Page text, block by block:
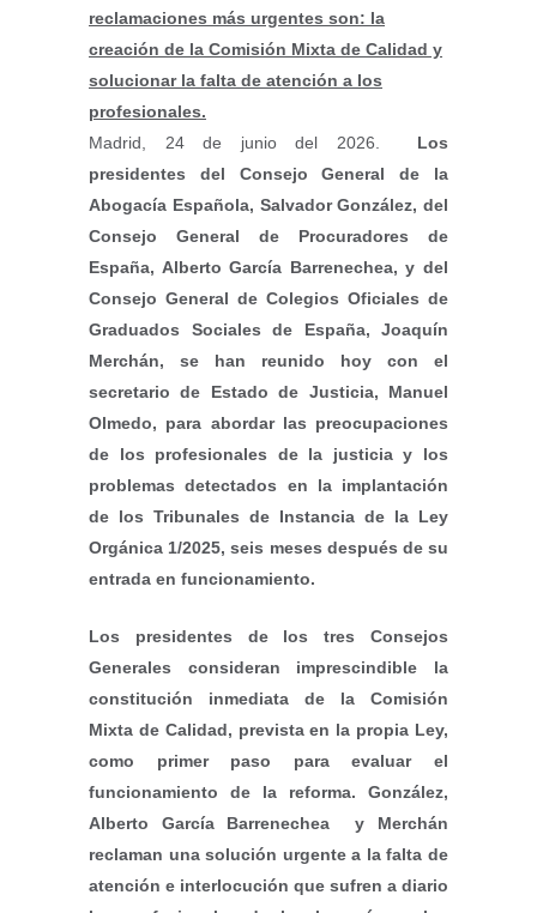
reclamaciones más urgentes son: la
creación de la Comisión Mixta de Calidad y
solucionar la falta de atención a los
profesionales.
Madrid, 24 de junio del 2026. Los
presidentes del Consejo General de la
Abogacía Española, Salvador González, del
Consejo General de Procuradores de
España, Alberto García Barrenechea, y del
Consejo General de Colegios Oficiales de
Graduados Sociales de España, Joaquín
Merchán, se han reunido hoy con el
secretario de Estado de Justicia, Manuel
Olmedo, para abordar las preocupaciones
de los profesionales de la justicia y los
problemas detectados en la implantación
de los Tribunales de Instancia de la Ley
Orgánica 1/2025, seis meses después de su
entrada en funcionamiento.
Los presidentes de los tres Consejos
Generales consideran imprescindible la
constitución inmediata de la Comisión
Mixta de Calidad, prevista en la propia Ley,
como primer paso para evaluar el
funcionamiento de la reforma. González,
Alberto García Barrenechea y Merchán
reclaman una solución urgente a la falta de
atención e interlocución que sufren a diario